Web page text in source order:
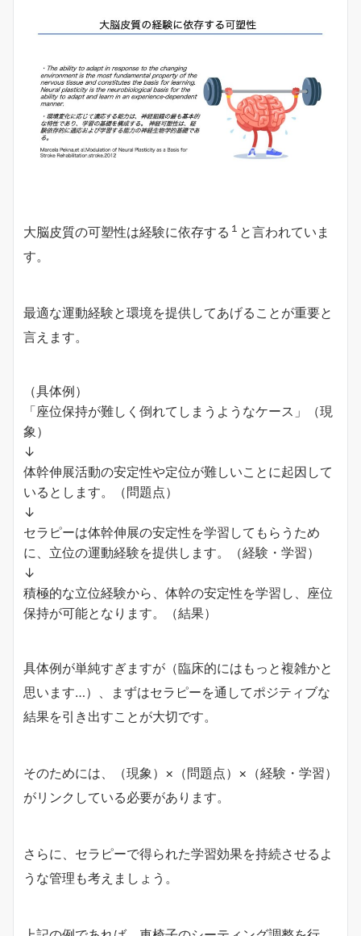
大脳皮質の可塑性は経験に依存する １ と言われていま
す。
最適な運動経験と環境を提供してあげることが重要と
言えます。
（具体例）
「座位保持が難しく倒れてしまうようなケース」（現
象）
↓
体幹伸展活動の安定性や定位が難しいことに起因して
いるとします。（問題点）
↓
セラピーは体幹伸展の安定性を学習してもらうため
に、立位の運動経験を提供します。（経験・学習）
↓
積極的な立位経験から、体幹の安定性を学習し、座位
保持が可能となります。（結果）
具体例が単純すぎますが（臨床的にはもっと複雑かと
思います…）、まずはセラピーを通してポジティブな
結果を引き出すことが大切です。
そのためには、（現象）×（問題点）×（経験・学習）
がリンクしている必要があります。
さらに、セラピーで得られた学習効果を持続させるよ
うな管理も考えましょう。